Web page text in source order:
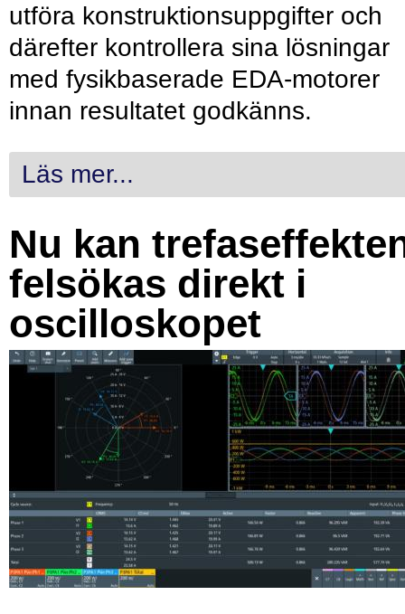
utföra konstruktionsuppgifter och
därefter kontrollera sina lösningar
med fysikbaserade EDA-motorer
innan resultatet godkänns.
Läs mer...
Nu kan
felsökas direkt i
oscilloskopet